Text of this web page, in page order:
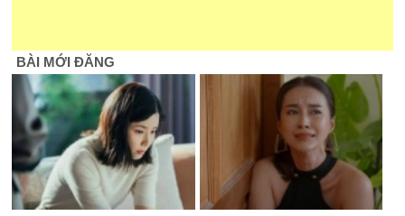
BÀI MỚI ĐĂNG